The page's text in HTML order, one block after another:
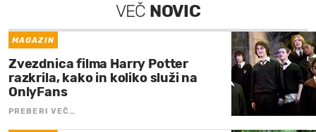
VEČ NOVIC
MAGAZIN
Zvezdnica filma Harry Potter
razkrila, kako in koliko služi na
OnlyFans
PREBERI VEČ…